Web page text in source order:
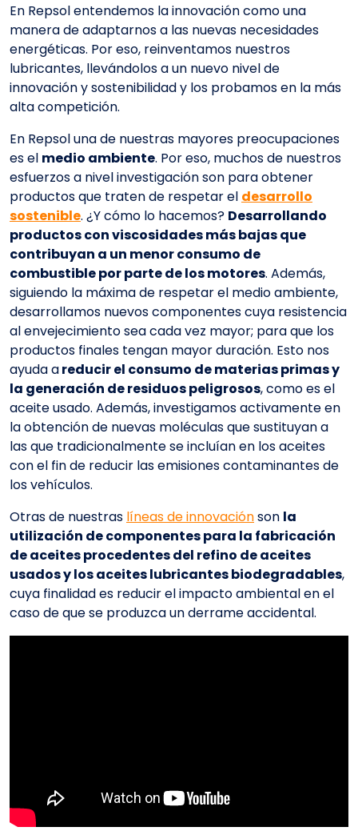
En Repsol entendemos la innovación como una
manera de adaptarnos a las nuevas necesidades
energéticas. Por eso, reinventamos nuestros
lubricantes, llevándolos a un nuevo nivel de
innovación y sostenibilidad y los probamos en la más
alta competición.
En Repsol una de nuestras mayores preocupaciones
es el medio ambiente. Por eso, muchos de nuestros
esfuerzos a nivel investigación son para obtener
productos que traten de respetar el desarrollo
sostenible. ¿Y cómo lo hacemos? Desarrollando
productos con viscosidades más bajas que
contribuyan a un menor consumo de
combustible por parte de los motores. Además,
siguiendo la máxima de respetar el medio ambiente,
desarrollamos nuevos componentes cuya resistencia
al envejecimiento sea cada vez mayor; para que los
productos finales tengan mayor duración. Esto nos
ayuda areducir el consumo de materias primas y
la generación de residuos peligrosos, como es el
aceite usado. Además, investigamos activamente en
la obtención de nuevas moléculas que sustituyan a
las que tradicionalmente se incluían en los aceites
con el fin de reducir las emisiones contaminantes de
los vehículos.
Otras de nuestras líneas de innovaciónson la
utilización de componentes para la fabricación
de aceites procedentes del refino de aceites
usados y los aceites lubricantes biodegradables,
cuya finalidad es reducir el impacto ambiental en el
caso de que se produzca un derrame accidental.